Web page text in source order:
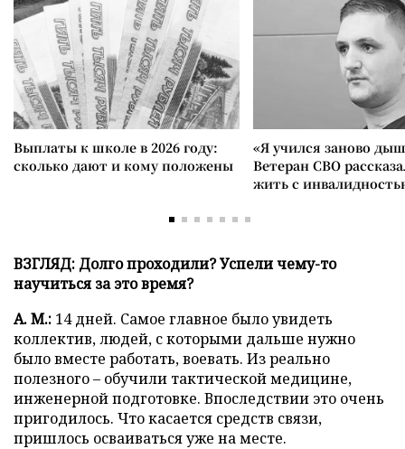
Выплаты к школе в 2026 году:
сколько дают и кому положены
«Я учился заново
Ветеран СВО
жить с
ВЗГЛЯД: Долго проходили? Успели чему-то
научиться за это время?
А. М.: 14 дней. Самое главное было увидеть
коллектив, людей, с которыми дальше нужно
было вместе работать, воевать. Из реально
полезного – обучили тактической медицине,
инженерной подготовке. Впоследствии это очень
пригодилось. Что касается средств связи,
пришлось осваиваться уже на месте.